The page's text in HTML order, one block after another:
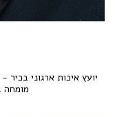
יועץ איכות ארגוני
מומחה